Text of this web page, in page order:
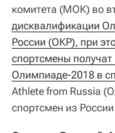
комитета (МОК) во
дисквалификации
России (ОКР), при
спортсмены
Олимпиаде-2018 в
Athlete from Russia
спортсмен из